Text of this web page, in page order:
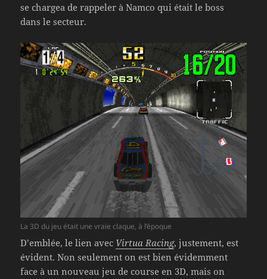
se chargea de rappeler à Namco qui était le boss
dans le secteur.
La 3D du jeu était une vraie claque, à l’époque
D’emblée, le lien avec Virtua Racing, justement, est
évident. Non seulement on est bien évidemment
face à un nouveau jeu de course en 3D, mais on